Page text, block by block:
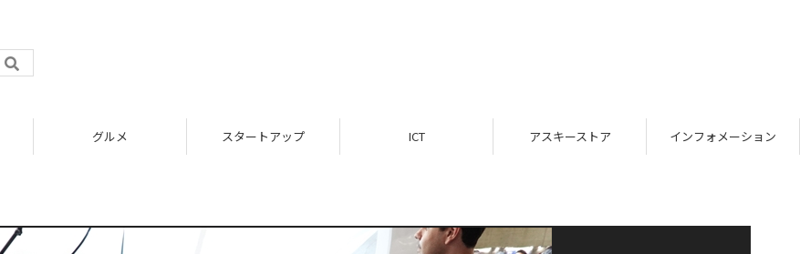
グルメ スタートアップ ICT アスキーストア インフォメーション